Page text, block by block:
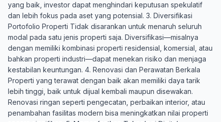
yang baik, investor dapat menghindari keputusan spekulatif
dan lebih fokus pada aset yang potensial. 3. Diversifikasi
Portofolio Properti Tidak disarankan untuk menaruh seluruh
modal pada satu jenis properti saja. Diversifikasi—misalnya
dengan memiliki kombinasi properti residensial, komersial, atau
bahkan properti industri—dapat menekan risiko dan menjaga
kestabilan keuntungan. 4. Renovasi dan Perawatan Berkala
Properti yang terawat dengan baik akan memiliki daya tarik
lebih tinggi, baik untuk dijual kembali maupun disewakan.
Renovasi ringan seperti pengecatan, perbaikan interior, atau
penambahan fasilitas modern bisa meningkatkan nilai properti